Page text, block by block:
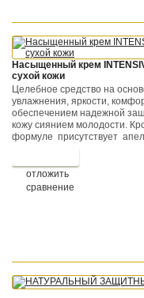
Насыщенный крем
сухой кожи
Целебное средство на
увлажнения, яркости,
обеспечением надежной
кожу сиянием молодости.
формуле присутствует
отложить
сравнение